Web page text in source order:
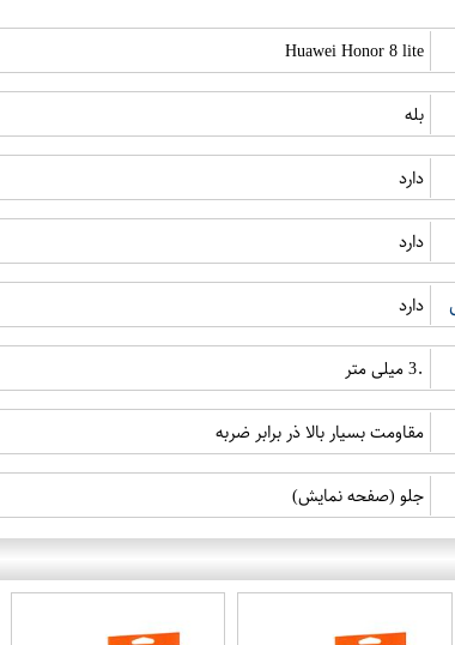
Huawei Honor 8 lite
بله
دارد
دارد
دارد
.3 میلی متر
مقاومت بسیار بالا ذر برابر ضربه
جلو (صفحه نمایش)